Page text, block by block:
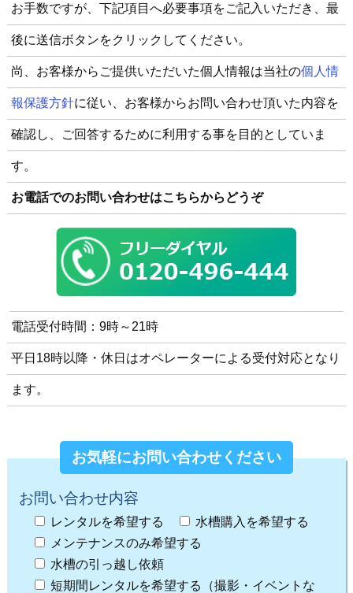
お手数ですが、下記項目へ必要事項をご記入いただき、最
後に送信ボタンをクリックしてください。
尚、お客様からご提供いただいた個人情報は当社の個人情
報保護方針に従い、お客様からお問い合わせ頂いた内容を
確認し、ご回答するために利用する事を目的としていま
す。
お電話でのお問い合わせはこちらからどうぞ
電話受付時間：9時～21時
平日18時以降・休日はオペレーターによる受付対応となり
ます。
お気軽にお問い合わせください
お問い合わせ内容
レンタルを希望する
水槽購入を希望する
メンテナンスのみ希望する
水槽の引っ越し依頼
短期間レンタルを希望する（撮影・イベントな